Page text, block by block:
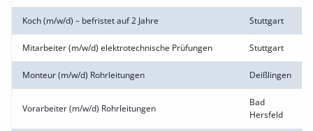
Koch (m/w/d) – befristet auf 2 Jahre Stuttgart
Mitarbeiter (m/w/d) elektrotechnische Prüfungen Stuttgart
Monteur (m/w/d) Rohrleitungen Deißlingen
Vorarbeiter (m/w/d) Rohrleitungen
Bad
Hersfeld